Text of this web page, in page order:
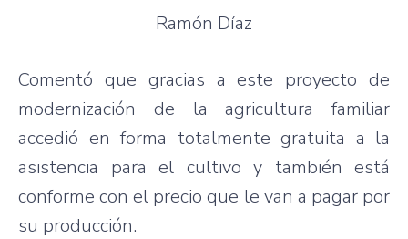
Ramón Díaz
Comentó que gracias a este proyecto de
modernización de la agricultura familiar
accedió en forma totalmente gratuita a la
asistencia para el cultivo y también está
conforme con el precio que le van a pagar por
su producción.